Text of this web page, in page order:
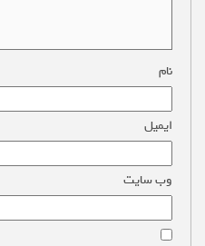
نام
ایمیل
وب‌ سایت